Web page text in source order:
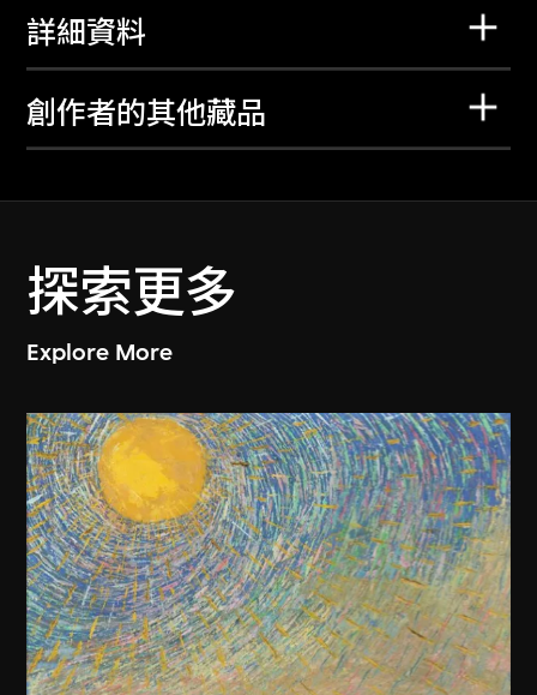
詳細資料
創作者的其他藏品
探索更多
Explore More